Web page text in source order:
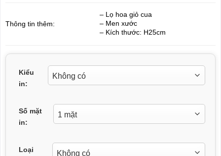
Thông tin thêm:
– Lọ hoa giỏ cua
– Men xước
– Kích thước: H25cm
Kiểu
in:
Số mặt
in:
Loại